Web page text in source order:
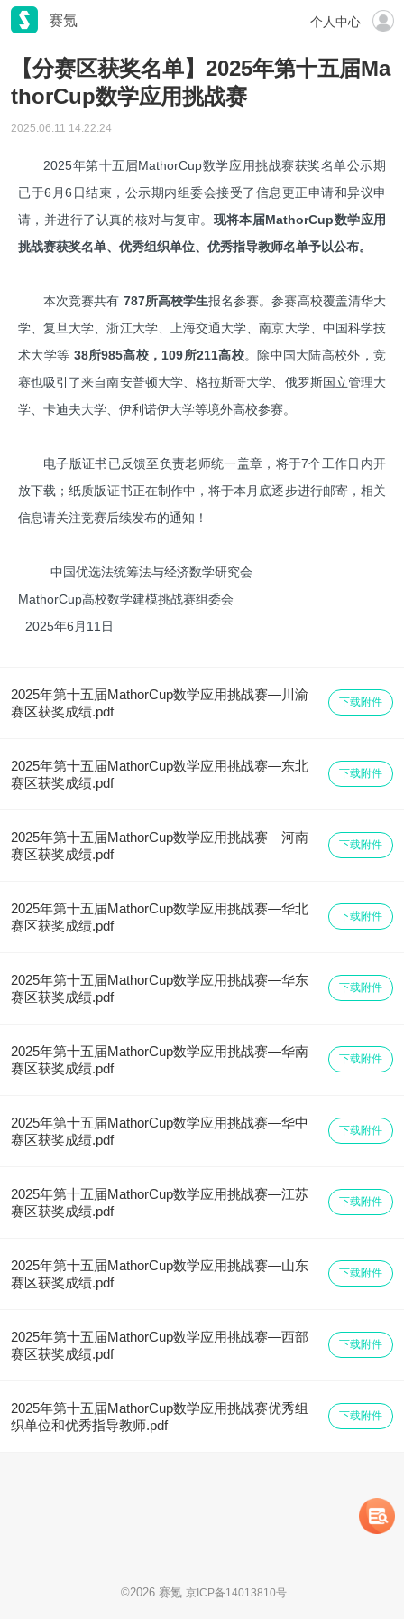
赛氪 个人中心
【分赛区获奖名单】2025年第十五届Ma
thorCup数学应用挑战赛
2025.06.11 14:22:24
2025年第十五届MathorCup数学应用挑战赛获奖名单公示期
已于6月6日结束，公示期内组委会接受了信息更正申请和异议申
请，并进行了认真的核对与复审。 现将本届MathorCup数学应用
挑战赛获奖名单、优秀组织单位、优秀指导教师名单予以公布。
本次竞赛共有 787所高校学生报名参赛。参赛高校覆盖清华大
学、复旦大学、浙江大学、上海交通大学、南京大学、中国科学技
术大学等 38所985高校， 109所211高校。除中国大陆高校外，竞
赛也吸引了来自南安普顿大学、格拉斯哥大学、俄罗斯国立管理大
学、卡迪夫大学、伊利诺伊大学等境外高校参赛。
电子版证书已反馈至负责老师统一盖章，将于7个工作日内开
放下载；纸质版证书正在制作中，将于本月底逐步进行邮寄，相关
信息请关注竞赛后续发布的通知！
中国优选法统筹法与经济数学研究会
MathorCup高校数学建模挑战赛组委会
2025年6月11日
2025年第十五届MathorCup数学应用挑战赛—川渝
赛区获奖成绩.pdf
下载附件
2025年第十五届MathorCup数学应用挑战赛—东北
赛区获奖成绩.pdf
下载附件
2025年第十五届MathorCup数学应用挑战赛—河南
赛区获奖成绩.pdf
下载附件
2025年第十五届MathorCup数学应用挑战赛—华北
赛区获奖成绩.pdf
下载附件
2025年第十五届MathorCup数学应用挑战赛—华东
赛区获奖成绩.pdf
下载附件
2025年第十五届MathorCup数学应用挑战赛—华南
赛区获奖成绩.pdf
下载附件
2025年第十五届MathorCup数学应用挑战赛—华中
赛区获奖成绩.pdf
下载附件
2025年第十五届MathorCup数学应用挑战赛—江苏
赛区获奖成绩.pdf
下载附件
2025年第十五届MathorCup数学应用挑战赛—山东
赛区获奖成绩.pdf
下载附件
2025年第十五届MathorCup数学应用挑战赛—西部
赛区获奖成绩.pdf
下载附件
2025年第十五届MathorCup数学应用挑战赛优秀组
织单位和优秀指导教师.pdf
下载附件
©2026 赛氪 京ICP备14013810号